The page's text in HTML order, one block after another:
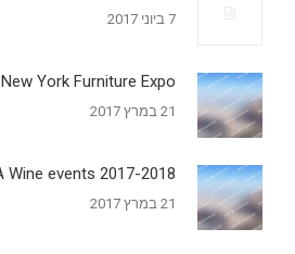
7 ביוני 2017
New York Furniture Expo
21 במרץ 2017
2017-2018 USA Wine events
21 במרץ 2017